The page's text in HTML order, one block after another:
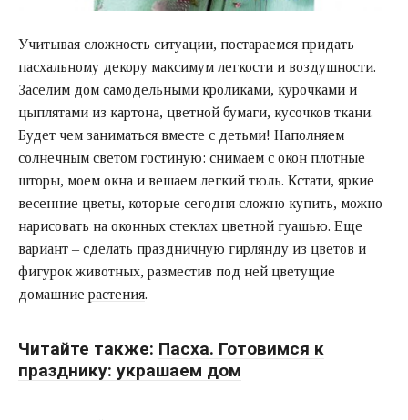
Учитывая сложность ситуации, постараемся придать
пасхальному декору максимум легкости и воздушности.
Заселим дом самодельными кроликами, курочками и
цыплятами из картона, цветной бумаги, кусочков ткани.
Будет чем заниматься вместе с детьми! Наполняем
солнечным светом гостиную: снимаем с окон плотные
шторы, моем окна и вешаем легкий тюль. Кстати, яркие
весенние цветы, которые сегодня сложно купить, можно
нарисовать на оконных стеклах цветной гуашью. Еще
вариант – сделать праздничную гирлянду из цветов и
фигурок животных, разместив под ней цветущие
домашние растения.
Читайте также: Пасха. Готовимся к
празднику: украшаем дом